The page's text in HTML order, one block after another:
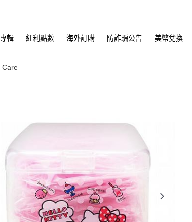
輯 紅利點數 海外訂購 防詐騙公告 美幣兌換
Care